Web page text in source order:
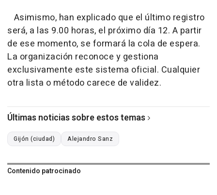
Asimismo, han explicado que el último registro
será, a las 9.00 horas, el próximo día 12. A partir
de ese momento, se formará la cola de espera.
La organización reconoce y gestiona
exclusivamente este sistema oficial. Cualquier
otra lista o método carece de validez.
Últimas noticias sobre estos temas
Gijón (ciudad) Alejandro Sanz
Contenido patrocinado